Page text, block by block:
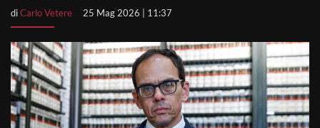
diCarlo Vetere 25 Mag 2026 | 11:37